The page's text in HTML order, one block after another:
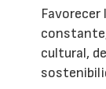
Favorecer
cultural,